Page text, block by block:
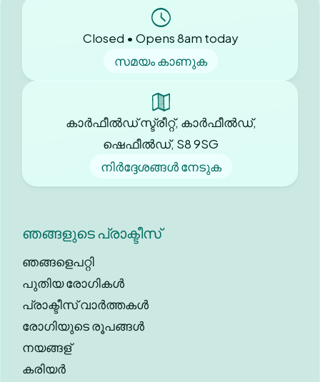
Closed • Opens 8am today
സമയം കാണുക
കാർഫീൽഡ് സ്ട്രീറ്റ്, കാർഫീൽഡ്,
ഷെഫീൽഡ്, S8 9SG
നിർദ്ദേശങ്ങൾ നേടുക
ഞങ്ങളുടെ പ്രാക്ടീസ്
ഞങ്ങളെപറ്റി
പുതിയ രോഗികൾ
പ്രാക്ടീസ് വാർത്തകൾ
രോഗിയുടെ രൂപങ്ങൾ
നയങ്ങള്
കരിയർ